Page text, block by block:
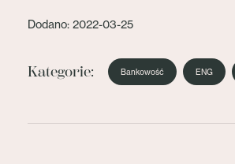
Dodano: 2022-03-25
Kategorie: Bankowość ENG